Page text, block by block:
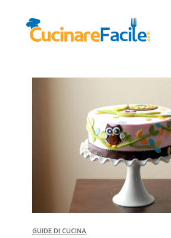
GUIDE DI CUCINA